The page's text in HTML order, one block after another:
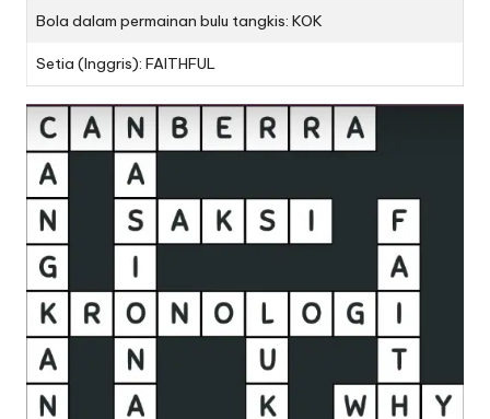
Bola dalam permainan bulu tangkis: KOK
Setia (Inggris): FAITHFUL